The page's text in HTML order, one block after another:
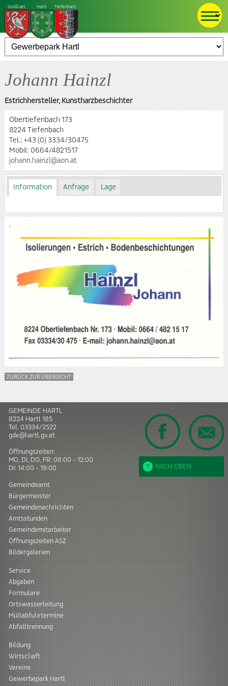
Großhart Hartl Tiefenbach
Johann Hainzl
Estrichhersteller, Kunstharzbeschichter
Obertiefenbach 173
8224 Tiefenbach
Tel.: +43 (0) 3334/30475
Mobil: 0664/4821517
johann.hainzl@aon.at
Information Anfrage Lage
ZURÜCK ZUR ÜBERSICHT
NACH OBEN
GEMEINDE HARTL
8224 Hartl185
Tel. 03334/2522
gde@hartl.gv.at
Öffnungszeiten:
MO, DI, DO, FR: 08:00 - 12:00
DI: 14:00 - 19:00
Gemeindeamt
Bürgermeister
Gemeindenachrichten
Amtsstunden
Gemeindemitarbeiter
Öffnungszeiten ASZ
Bildergalerien
Service
Abgaben
Formulare
Ortswasserleitung
Müllabfuhrtermine
Abfalltrennung
Bildung
Wirtschaft
Vereine
Gewerbepark Hartl